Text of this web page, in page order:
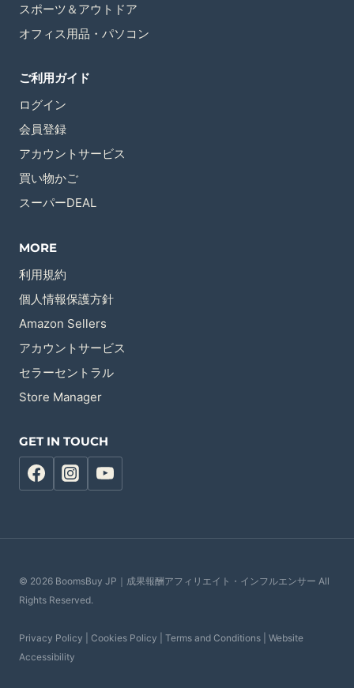
スポーツ＆アウトドア
オフィス用品・パソコン
ご利用ガイド
ログイン
会員登録
アカウントサービス
買い物かご
スーパーDEAL
MORE
利用規約
個人情報保護方針
Amazon Sellers
アカウントサービス
セラーセントラル
Store Manager
GET IN TOUCH
© 2026 BoomsBuy JP｜成果報酬アフィリエイト・インフルエンサー All
Rights Reserved.
Privacy Policy | Cookies Policy | Terms and Conditions | Website
Accessibility